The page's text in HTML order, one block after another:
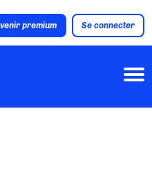
premium Se connecter